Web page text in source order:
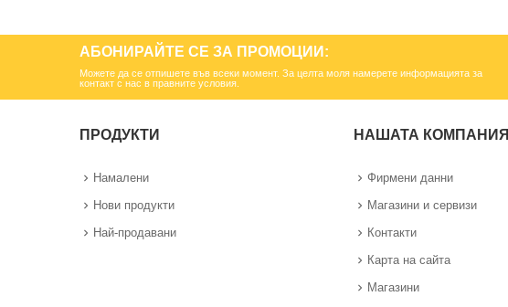
АБОНИРАЙТЕ СЕ ЗА ПРОМОЦИИ:
Можете да се отпишете във всеки момент. За целта моля намерете информацията за
контакт с нас в правните условия.
ПРОДУКТИ
Намалени
Нови продукти
Най-продавани
НАШАТА КОМПАНИЯ
Фирмени данни
Магазини и сервизи
Контакти
Карта на сайта
Магазини